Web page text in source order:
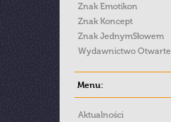
Znak Emotikon
Znak Koncept
Znak JednymSłowem
Wydawnictwo Otwarte
Menu:
Aktualności